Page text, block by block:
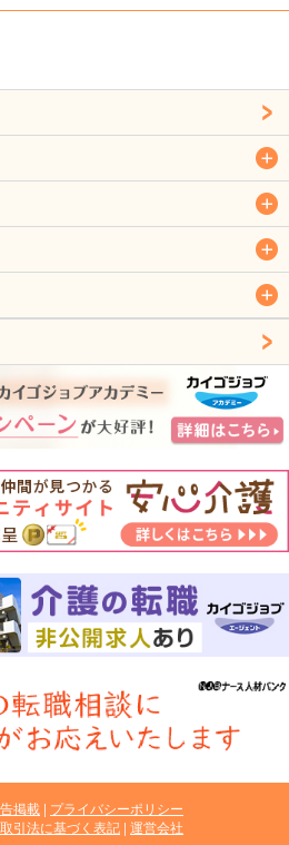
掲載 プライバシーポリシー
引法に基づく表記 運営会社